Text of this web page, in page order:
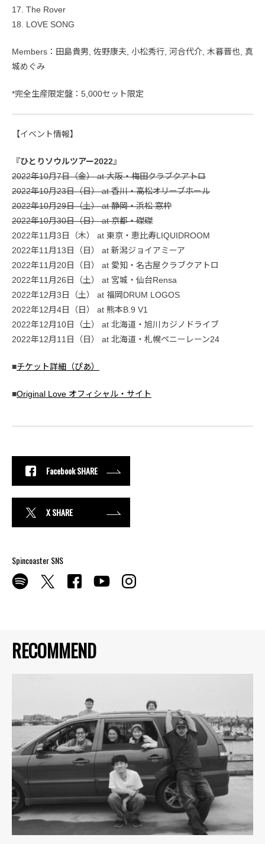
RECOMMEND
17. The Rover
18. LOVE SONG
Members：田島貴男, 佐野康夫, 小松秀行, 河合代介, 木暮晋也, 真
城めぐみ
*完全生産限定盤：5,000セット限定
【イベント情報】
『ひとりソウルツアー2022』
2022年10月7日（金） at 大阪・梅田クラブクアトロ
2022年10月23日（日） at 香川・高松オリーブホール
2022年10月29日（土） at 静岡・浜松 窓枠
2022年10月30日（日） at 京都・磔磔
2022年11月3日（木） at 東京・恵比寿LIQUIDROOM
2022年11月13日（日） at 新潟ジョイアミーア
2022年11月20日（日） at 愛知・名古屋クラブクアトロ
2022年11月26日（土） at 宮城・仙台Rensa
2022年12月3日（土） at 福岡DRUM LOGOS
2022年12月4日（日） at 熊本B.9 V1
2022年12月10日（土） at 北海道・旭川カジノドライブ
2022年12月11日（日） at 北海道・札幌ペニーレーン24
■チケット詳細（ぴあ）
■Original Love オフィシャル・サイト
Facebook SHARE
X SHARE
Spincoaster SNS